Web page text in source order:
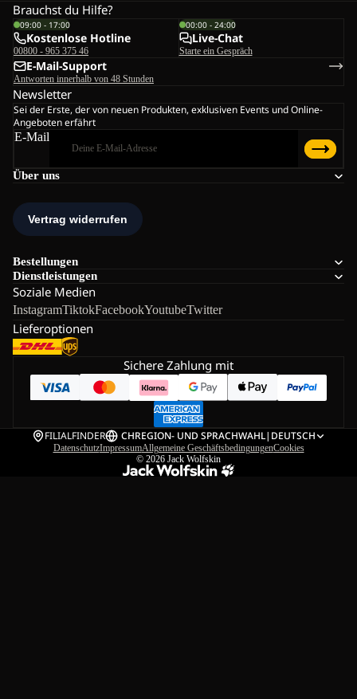
Über uns
Bestellungen
Dienstleistungen
Soziale Medien
InstagramTiktokFacebookYoutubeTwitter
Lieferoptionen
Brauchst du Hilfe?
09:00 - 17:00
Kostenlose Hotline
00800 - 965 375 46
00:00 - 24:00
Live-Chat
Starte ein Gespräch
E-Mail-Support
Antworten innerhalb von 48 Stunden
Newsletter
Sei der Erste, der von neuen Produkten, exklusiven Events und Online-
Angeboten erfährt
E-Mail
Sichere Zahlung mit
FILIALFINDER CHREGION- UND SPRACHWAHL| DEUTSCH
DatenschutzImpressumAllgemeine GeschäftsbedingungenCookies
© 2026 Jack Wolfskin